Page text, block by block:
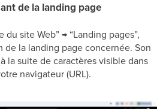
de la landing page
site Web” → “Landing pages”,
de la landing page concernée. Son
la suite de caractères visible dans
navigateur (URL).